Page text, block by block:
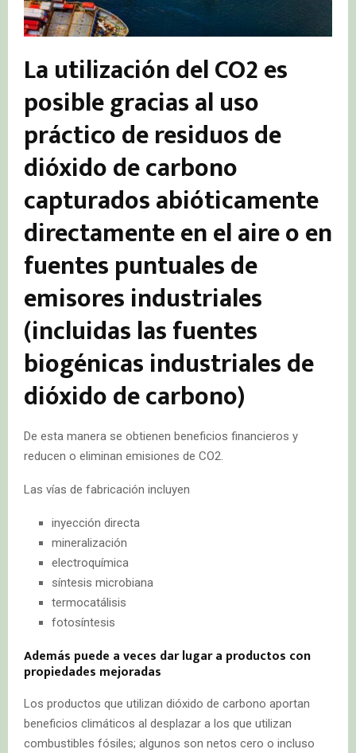
La utilización del CO2 es
posible gracias al uso
práctico de residuos de
dióxido de carbono
capturados abióticamente
directamente en el aire o en
fuentes puntuales de
emisores industriales
(incluidas las fuentes
biogénicas industriales de
dióxido de carbono)
De esta manera se obtienen beneficios financieros y
reducen o eliminan emisiones de CO2.
Las vías de fabricación incluyen
inyección directa
mineralización
electroquímica
síntesis microbiana
termocatálisis
fotosíntesis
Además puede a veces dar lugar a productos con
propiedades mejoradas
Los productos que utilizan dióxido de carbono aportan
beneficios climáticos al desplazar a los que utilizan
combustibles fósiles; algunos son netos cero o incluso